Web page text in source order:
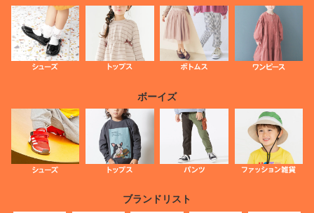
ボーイズ
ブランドリスト